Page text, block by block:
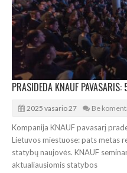
2025 vasario 27 Be
Kompanija KNAUF pavasarį
Lietuvos miestuose: pats metas
statybų naujovės. KNAUF
aktualiausiomis statybos